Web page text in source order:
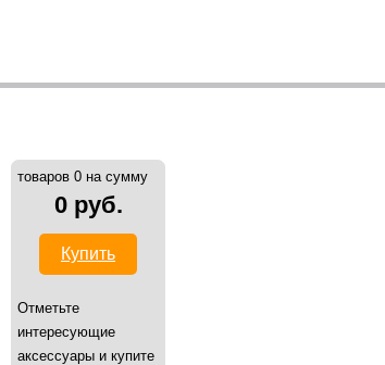
товаров 0 на сумму
0 руб.
Купить
Отметьте
интересующие
аксессуары и купите